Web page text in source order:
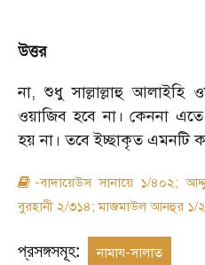
উত্তর
না, শুধু সাল্লাল্লাহু আলাইহি
ওয়াজিব হবে না। কেননা
হয় না। তবে ইচ্ছাকৃত এমনটি
-বাদায়েউস সানায়ে ১/৪০২;
বুরহানী ২/৩১৪; মাজমাউল আনহুর ১/
প্রসঙ্গসমূহ: নামায-সালাত